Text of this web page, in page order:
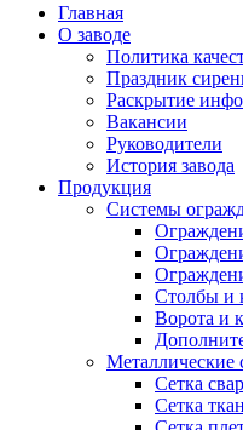
Главная
О заводе
Политика
Праздник
Раскрытие
Вакансии
Руководители
История завода
Продукция
Системы
Столбы и
Ворота и
Металлические
Сетка
Сетка